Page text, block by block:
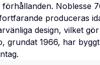
Noblesse
produceras
design, vilket
grundat 1966, har